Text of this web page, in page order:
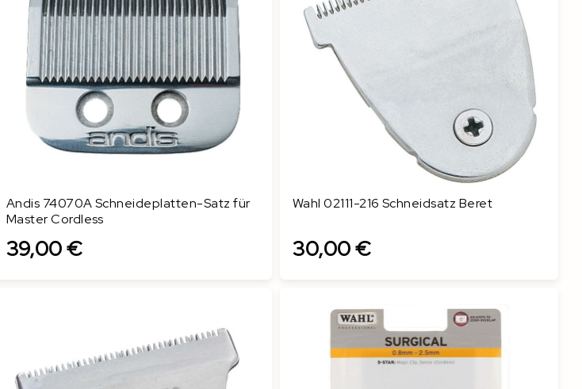
Andis 74070A Schneideplatten-Satz für
Master Cordless
39,00 €
Wahl 02111-216 Schneidsatz Beret
30,00 €